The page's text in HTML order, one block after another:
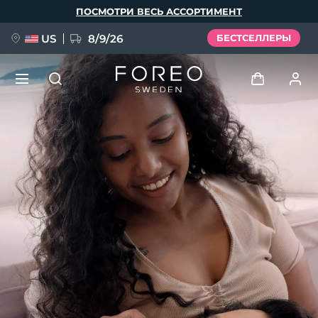
ПОСМОТРИ ВЕСЬ АССОРТИМЕНТ
US 8/9/26 БЕСТСЕЛЛЕРЫ
Профиль пользователя
Мои приборы
Мои заказы
Мои адреса
Мои подписки
НОВИНКА
FAQ™ Pure Beauty-Tech Elixir
BREAKING NEWS
issa™ Teeth Whitening Set
Язык
English Deutsch
Español
Français
Italiano
Português
Polski
Svenska
Русский
Türkçe
简体中文 繁體中文